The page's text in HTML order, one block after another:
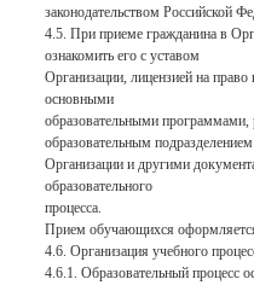
законодательством Российской
4.5. При приеме гражданина в
ознакомить его с уставом
Организации, лицензией на право
основными
образовательными
образовательным подразделением
Организации и другими
образовательного
процесса.
Прием обучающихся
4.6. Организация учебного
4.6.1. Образовательный процесс